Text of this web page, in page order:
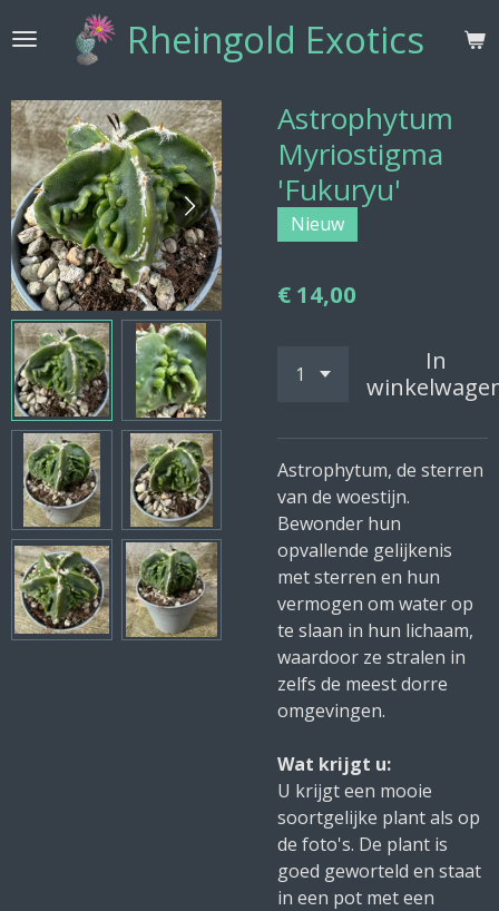
direct
de
hoofdinhoud
Rheingold Exotics
Astrophytum
Myriostigma
'Fukuryu'
Nieuw
€ 14,00
In
Astrophytum, de sterren
van de woestijn.
Bewonder hun
opvallende gelijkenis
met sterren en hun
vermogen om water op
te slaan in hun lichaam,
waardoor ze stralen in
zelfs de meest dorre
omgevingen.
Wat krijgt u:
U krijgt een mooie
soortgelijke plant als op
de foto's. De plant is
goed geworteld en staat
in een pot met een